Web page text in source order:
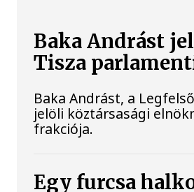
Baka Andrást
Tisza
Baka Andrást, a
jelöli köztársasági
frakciója.
Egy furcsa